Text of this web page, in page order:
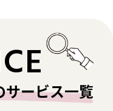
サービス一覧